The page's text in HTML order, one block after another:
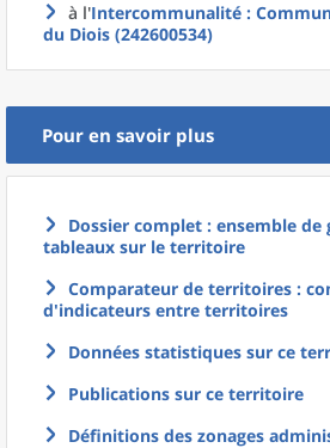
à l'Intercommunalité :
du Diois (242600534)
Pour en savoir plus
Dossier complet : ensemble de
tableaux sur le territoire
Comparateur de territoires :
d'indicateurs entre territoires
Données statistiques sur ce
Publications sur ce territoire
Définitions des zonages